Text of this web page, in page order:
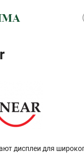
дисплеи для